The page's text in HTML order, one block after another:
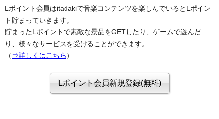
Lポイント会員はitadakiで音楽コンテンツを楽しんでいるとLポイン
ト貯まっていきます。
貯まったLポイントで素敵な景品をGETしたり、ゲームで遊んだ
り、様々なサービスを受けることができます。
（ ⇒詳しくはこちら ）